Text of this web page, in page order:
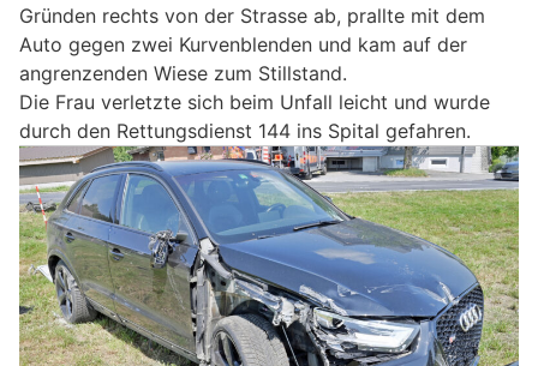
Gründen rechts von der Strasse ab, prallte mit dem
Auto gegen zwei Kurvenblenden und kam auf der
angrenzenden Wiese zum Stillstand.
Die Frau verletzte sich beim Unfall leicht und wurde
durch den Rettungsdienst 144 ins Spital gefahren.